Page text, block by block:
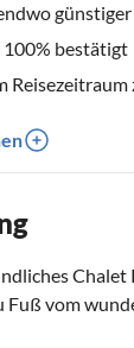
günstiger
100% bestätigt
Reisezeitraum
Chalet
Fuß vom